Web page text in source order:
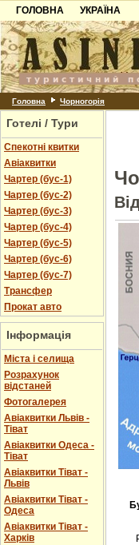
ГОЛОВНА
УКРАЇНА
Карпати
Азов
Шацьк
Головна Чорногорія
Готелі / Тури
Спекотні квитки
Авіаквитки
Чартер (бус-1)
Чартер (бус-2)
Чартер (бус-3)
Чартер (бус-4)
Чартер (бус-5)
Чартер (бус-6)
Чартер (бус-7)
Трансфер
Прокат авто
Інформація
Міста і селища
Розрахунок
відстаней
Фотогалерея
Авіаквитки Львів -
Тіват
Авіаквитки Одеса -
Тіват
Авіаквитки Тіват -
Львів
Авіаквитки Тіват -
Одеса
Авіаквитки Тіват -
Харків